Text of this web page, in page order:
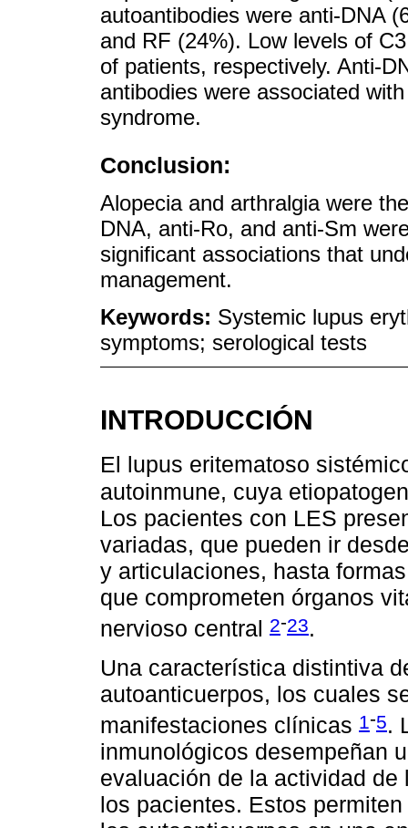
autoantibodies were anti-DNA
and RF (24%). Low levels of
of patients, respectively. Anti-
antibodies were associated
syndrome.
Conclusion:
Alopecia and arthralgia were
DNA, anti-Ro, and anti-Sm
significant associations that
management.
Keywords: Systemic lupus
symptoms; serological tests
INTRODUCCIÓN
El lupus eritematoso
autoinmune, cuya
Los pacientes con LES
variadas, que pueden ir
y articulaciones, hasta
que comprometen órganos
nervioso central 2-23.
Una característica distintiva
autoanticuerpos, los cuales
manifestaciones clínicas 1 -5.
inmunológicos desempeñan
evaluación de la actividad
los pacientes. Estos